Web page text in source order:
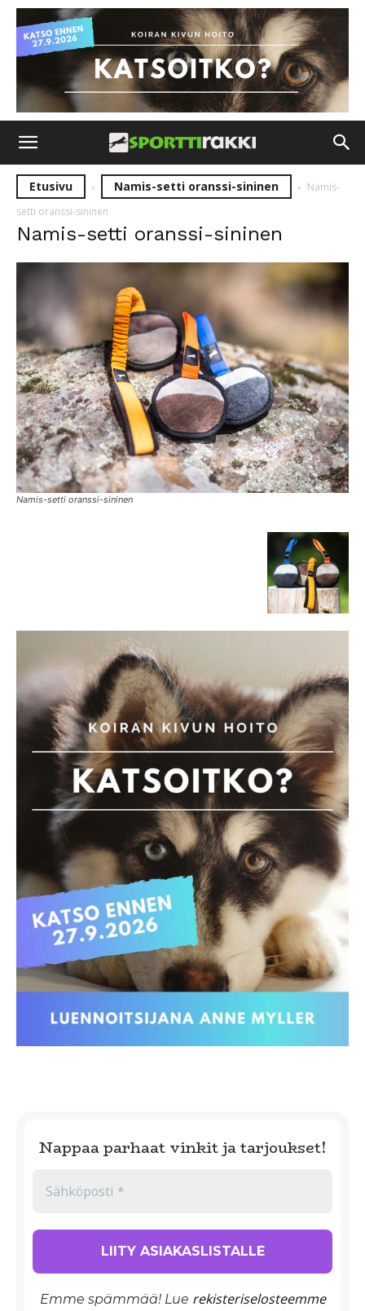
Etusivu Namis-setti oranssi-sininen
Namis-
setti oranssi-sininen
Namis-setti oranssi-sininen
Namis-setti oranssi-sininen
Nappaa parhaat vinkit ja tarjoukset!
Emme spämmää! Lue rekisteriselosteemme